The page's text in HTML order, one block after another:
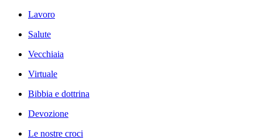
Lavoro
Salute
Vecchiaia
Virtuale
Bibbia e dottrina
Devozione
Le nostre croci